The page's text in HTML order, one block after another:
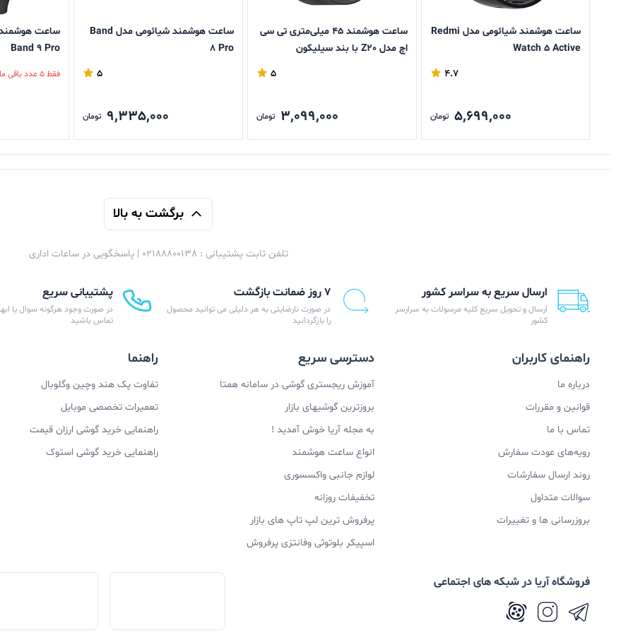
ساعت هوشمند شیائومی مدل Redmi
Watch 5 Active
4.7
5,699,000 تومان
ساعت هوشمند 45 میلی‌متری تی سی
اچ مدل Z20 با بند سیلیکون
5
3,099,000 تومان
ساعت هوشمند شیائومی مدل Band
8 Pro
5
9,335,000 تومان
Band 9 Pro
فقط 5 عدد باقی مانده
برگشت به بالا
تلفن ثابت پشتیبانی : 02188800138 | پاسخگویی در ساعات اداری
ارسال سریع به سراسر کشور
ارسال و تحویل سریع کلیه مرسولات به سرارسر
کشور
۷ روز ضمانت بازگشت
در صورت نارضایتی به هر دلیلی می توانید محصول
را بازگردانید
پشتیبانی سریع
در صورت وجود هرگونه سوال یا
تماس باشید
راهنمای کاربران
درباره ما
قوانین و مقررات
تماس با ما
رویه‌های عودت سفارش
روند ارسال سفارشات
سوالات متداول
بروزرسانی ها و تغییرات
دسترسی سریع
آموزش ریجستری گوشی در سامانه همتا
بروزترین گوشیهای بازار
به مجله آریا خوش آمدید !
انواع ساعت هوشمند
لوازم جانبی واکسسوری
تخفیفات روزانه
پرفروش ترین لپ تاپ های بازار
اسپیکر بلوتوثی وفانتزی پرفروش
راهنما
تفاوت پک هند وچین وگلوبال
تعمیرات تخصصی موبایل
راهنمایی خرید گوشی ارزان قیمت
راهنمایی خرید گوشی استوک
فروشگاه آریا در شبکه های اجتماعی